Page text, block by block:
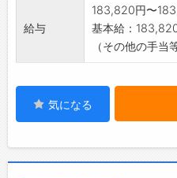
給与
183,820円〜
基本給：
（その他の手当
気になる